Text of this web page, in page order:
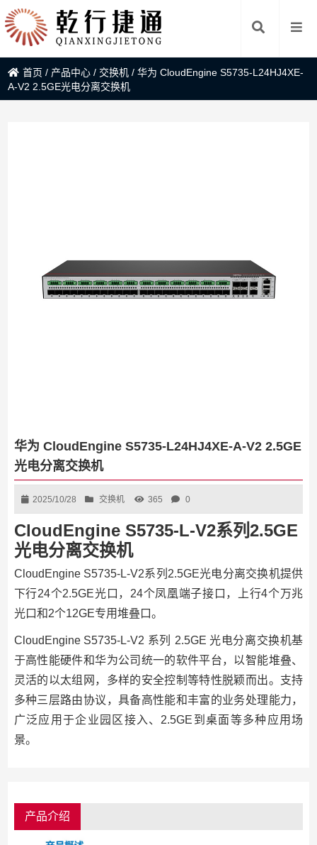
首页 / 产品中心 / 交换机 /华为 CloudEngine S5735-L24HJ4XE-
A-V2 2.5GE光电分离交换机
华为 CloudEngine S5735-L24HJ4XE-A-V2 2.5GE
光电分离交换机
2025/10/28 交换机 365 0
CloudEngine S5735-L-V2系列2.5GE
光电分离交换机
CloudEngine S5735-L-V2系列2.5GE光电分离交换机提供
下行24个2.5GE光口，24个凤凰端子接口，上行4个万兆
光口和2个12GE专用堆叠口。
CloudEngine S5735-L-V2 系列 2.5GE 光电分离交换机基
于高性能硬件和华为公司统一的软件平台，以智能堆叠、
灵活的以太组网，多样的安全控制等特性脱颖而出。支持
多种三层路由协议，具备高性能和丰富的业务处理能力，
广泛应用于企业园区接入、2.5GE到桌面等多种应用场
景。
产品介绍